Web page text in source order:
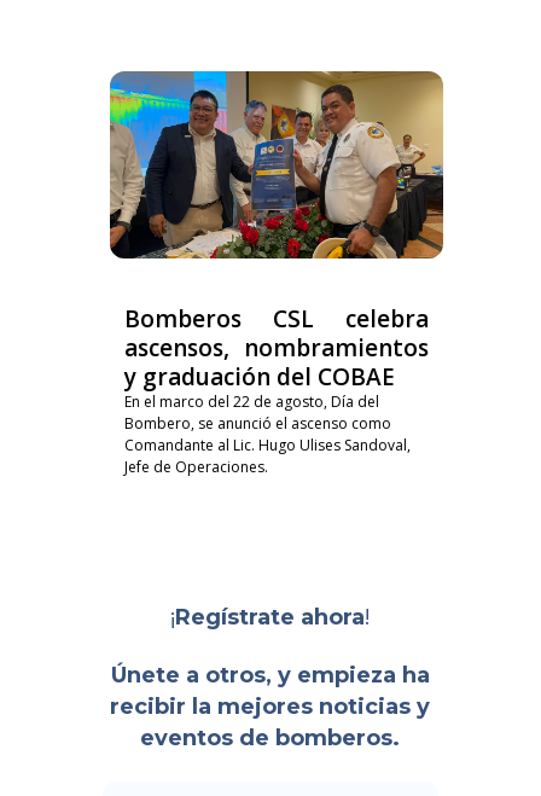
Bomberos CSL celebra
ascensos, nombramientos
y graduación del COBAE
En el marco del 22 de agosto, Día del
Bombero, se anunció el ascenso como
Comandante al Lic. Hugo Ulises Sandoval,
Jefe de Operaciones.
¡Regístrate ahora!
Únete a otros, y empieza ha
recibir la mejores noticias y
eventos de bomberos.